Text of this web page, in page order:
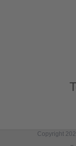
Copyright